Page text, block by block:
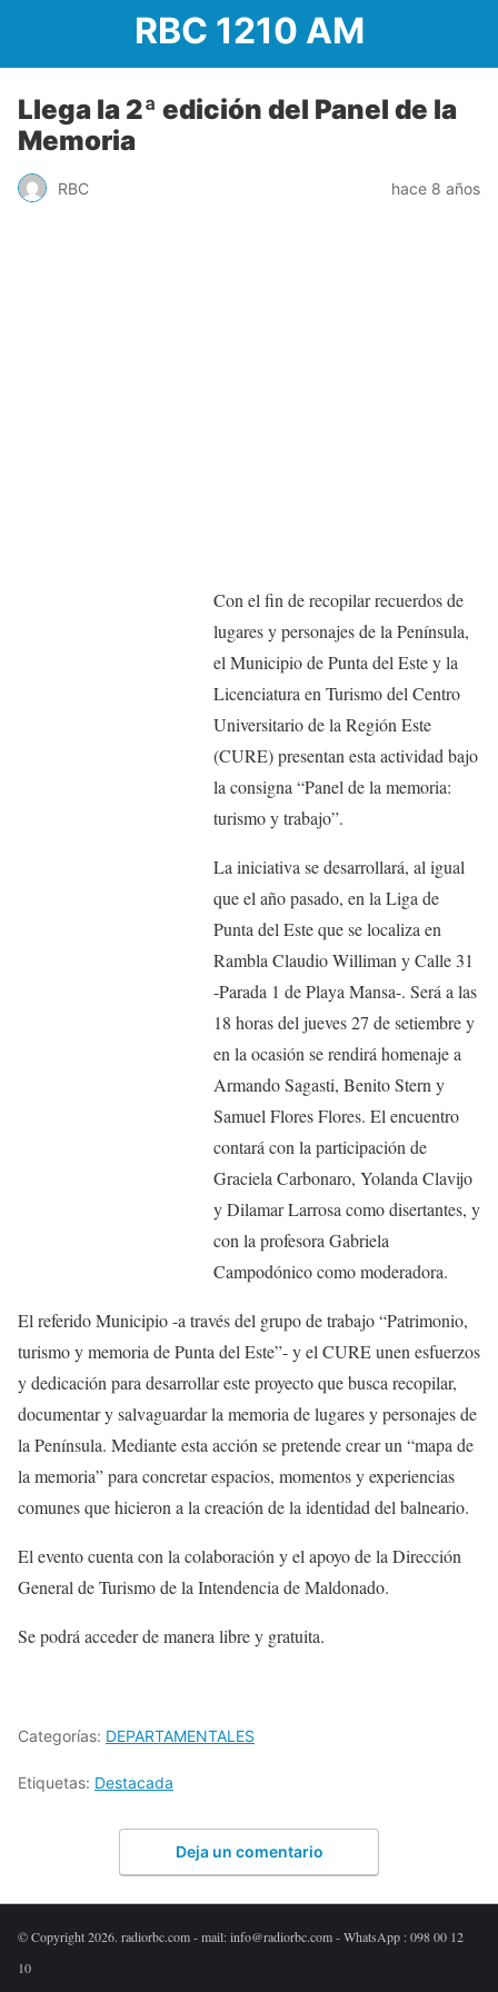
RBC 1210 AM
Llega la 2ª edición del Panel de la
Memoria
RBC hace 8 años
Con el fin de recopilar recuerdos de
lugares y personajes de la Península,
el Municipio de Punta del Este y la
Licenciatura en Turismo del Centro
Universitario de la Región Este
(CURE) presentan esta actividad bajo
la consigna “Panel de la memoria:
turismo y trabajo”.
La iniciativa se desarrollará, al igual
que el año pasado, en la Liga de
Punta del Este que se localiza en
Rambla Claudio Williman y Calle 31
-Parada 1 de Playa Mansa-. Será a las
18 horas del jueves 27 de setiembre y
en la ocasión se rendirá homenaje a
Armando Sagasti, Benito Stern y
Samuel Flores Flores. El encuentro
contará con la participación de
Graciela Carbonaro, Yolanda Clavijo
y Dilamar Larrosa como disertantes, y
con la profesora Gabriela
Campodónico como moderadora.
El referido Municipio -a través del grupo de trabajo “Patrimonio,
turismo y memoria de Punta del Este”- y el CURE unen esfuerzos
y dedicación para desarrollar este proyecto que busca recopilar,
documentar y salvaguardar la memoria de lugares y personajes de
la Península. Mediante esta acción se pretende crear un “mapa de
la memoria” para concretar espacios, momentos y experiencias
comunes que hicieron a la creación de la identidad del balneario.
El evento cuenta con la colaboración y el apoyo de la Dirección
General de Turismo de la Intendencia de Maldonado.
Se podrá acceder de manera libre y gratuita.
Categorías: DEPARTAMENTALES
Etiquetas: Destacada
Deja un comentario
© Copyright 2026. radiorbc.com - mail: info@radiorbc.com - WhatsApp : 098 00 12
10